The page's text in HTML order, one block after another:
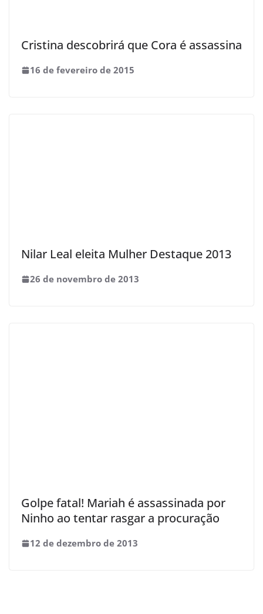
Cristina descobrirá que Cora é assassina
16 de fevereiro de 2015
Nilar Leal eleita Mulher Destaque 2013
26 de novembro de 2013
Golpe fatal! Mariah é assassinada por
Ninho ao tentar rasgar a procuração
12 de dezembro de 2013